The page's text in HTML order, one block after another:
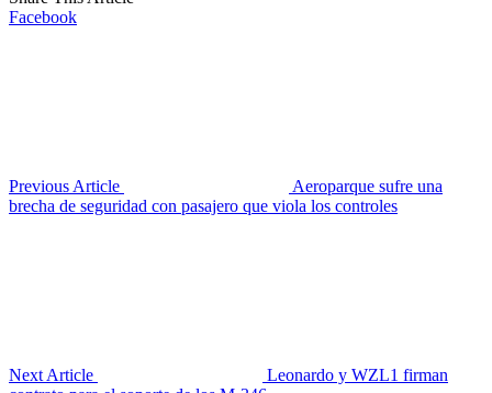
Facebook
Previous Article
Aeroparque sufre una
brecha de seguridad con pasajero que viola los controles
Next Article
Leonardo y WZL1 firman